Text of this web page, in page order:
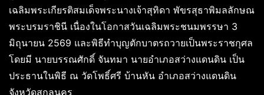
เฉลิมพระเกียรติสมเด็จพระนางเจ้าสุทิดา พัขรสุธาพิมลลักษณ
พระบรมราชินี เนื่องในโอกาสวันเฉลิมพระชนมพรรษา 3
มิถุนายน 2569 และพิธีทำบุญตักบาตรถวายเป็นพระราชกุศล
โดยมี นายบรรณศักดิ์ จันทมา นายอำเภอสว่างแดนดิน เป็น
ประธานในพิธี ณ วัดโพธิ์ศรี บ้านหัน อำเภอสว่างแดนดิน
จังหวัดสกลนคร